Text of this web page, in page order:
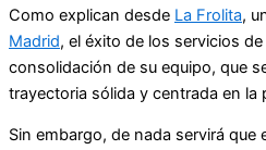
Como explican desde La Frolita,
Madrid, el éxito de los servicios
consolidación de su equipo, que
trayectoria sólida y centrada en la
Sin embargo, de nada servirá que